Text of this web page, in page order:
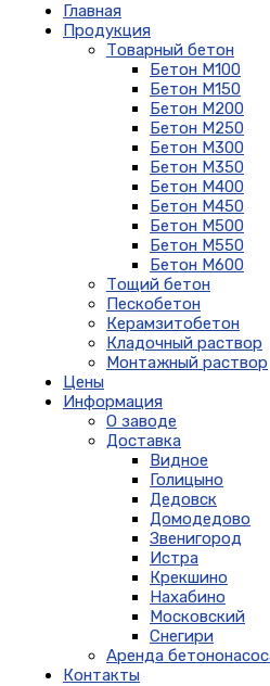
Главная
Продукция
Товарный бетон
Бетон М100
Бетон М150
Бетон М200
Бетон М250
Бетон М300
Бетон М350
Бетон М400
Бетон М450
Бетон М500
Бетон М550
Бетон М600
Тощий бетон
Пескобетон
Керамзитобетон
Кладочный раствор
Монтажный раствор
Цены
Информация
О заводе
Доставка
Видное
Голицыно
Дедовск
Домодедово
Звенигород
Истра
Крекшино
Нахабино
Московский
Снегири
Аренда
Контакты